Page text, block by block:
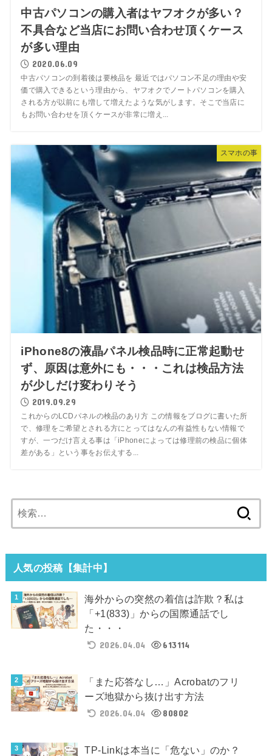
中古パソコンの購入者はヤフオクが多い？
不具合など当店にお問い合わせ頂くケース
が多い理由
2020.06.09
中古パソコンの到着後は要検品を 最近ではパソコン不足の理由や安
価で購入できるという理由から、ヤフオクでノートパソコンを購入
される方が以前にも増して増えたような気がします。そこで当店に
もお問い合わせを頂くケースが非常に増え...
スマホの事
iPhone8の液晶パネル検品時に正常起動せ
ず、原因は意外にも・・・これは検品方法
が少しだけ変わりそう
2019.09.29
これからのLCDパネルの検品のあり方 この情報をブログに書いた所
で、修理をご希望とされる方にとってはなんの有益性もない情報で
すが、一つだけ言える事は「iPhoneによっては修理前の検品に個体
差がある」という事をお伝えする...
索:
人気の投稿【集計中】
海外からの突然の着信は詐欺？私は
「+1(833)」からの国際通話でし
た・・・
2026.04.04
613114
「また応答なし…」Acrobatのフリ
ーズ地獄から抜け出す方法
2026.04.04
80802
TP-Linkは本当に「危ない」のか？